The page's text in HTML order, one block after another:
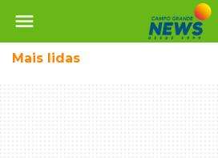
menu
Mais lidas